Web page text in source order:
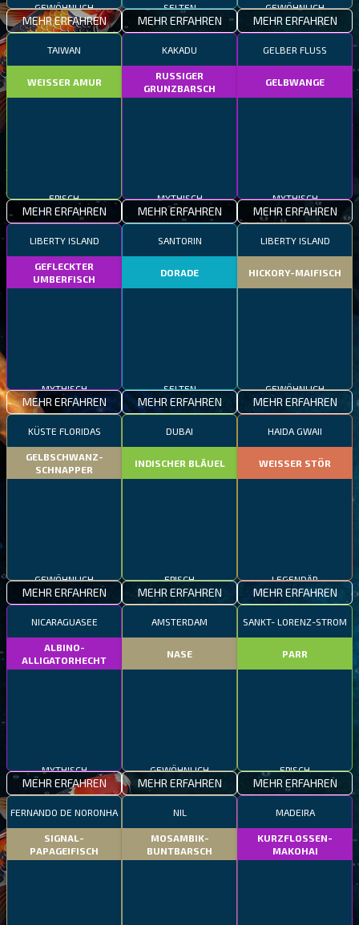
GEWÖHNLICH
MEHR ERFAHREN
SELTEN
MEHR ERFAHREN
GEWÖHNLICH
MEHR ERFAHREN
TAIWAN
WEISSER AMUR
EPISCH
MEHR ERFAHREN
KAKADU
RUSSIGER
GRUNZBARSCH
MYTHISCH
MEHR ERFAHREN
GELBER FLUSS
GELBWANGE
MYTHISCH
MEHR ERFAHREN
LIBERTY ISLAND
GEFLECKTER
UMBERFISCH
MYTHISCH
MEHR ERFAHREN
SANTORIN
DORADE
SELTEN
MEHR ERFAHREN
LIBERTY ISLAND
HICKORY-MAIFISCH
GEWÖHNLICH
MEHR ERFAHREN
KÜSTE FLORIDAS
GELBSCHWANZ-
SCHNAPPER
GEWÖHNLICH
MEHR ERFAHREN
DUBAI
INDISCHER BLÄUEL
EPISCH
MEHR ERFAHREN
HAIDA GWAII
WEISSER STÖR
LEGENDÄR
MEHR ERFAHREN
NICARAGUASEE
ALBINO-
ALLIGATORHECHT
MYTHISCH
MEHR ERFAHREN
AMSTERDAM
NASE
GEWÖHNLICH
MEHR ERFAHREN
SANKT- LORENZ-STROM
PARR
EPISCH
MEHR ERFAHREN
FERNANDO DE NORONHA
SIGNAL-
PAPAGEIFISCH
NIL
MOSAMBIK-
BUNTBARSCH
MADEIRA
KURZFLOSSEN-
MAKOHAI